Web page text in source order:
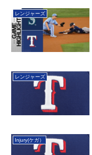
レンジャーズ
レンジャーズ
Injury(ケガ）